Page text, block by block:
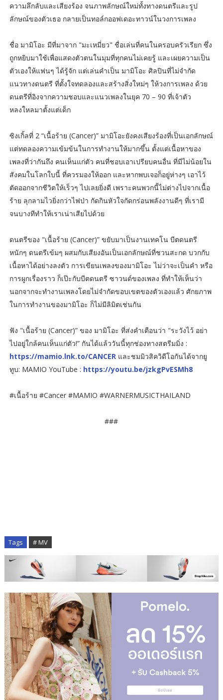
ความลึกลับและเสียงร้อง จนภาพลักษณ์ใหม่ทั้งทางดนตรีและรูป
ลักษณ์ของตัวเธอ กลายเป็นทอล์กออฟเดอะทาวน์ในวงการเพลง
ชื่อ มามิโอะ มีที่มาจาก "มะเหมี่ยว" ชื่อเล่นที่คนในครอบครัวเรียก ซึ่ง
ถูกหยิบมาใช้เพื่อแสดงตัวตนในมุมที่ทุกคนไม่เคยรู้ และเผยความเป็น
ตัวเองให้แฟนๆ ได้รู้จัก แต่เล่นคำเป็น มามิโอะ ศิลปินที่ไม่จำกัด
แนวทางดนตรี ที่ตั้งใจทดลองและสร้างสิ่งใหม่ๆ ให้วงการเพลง ด้วย
ดนตรีที่อิงจากความชอบและแนวเพลงในยุค 70 – 90 ที่เจ้าตัว
หลงใหลมาตั้งแต่เด็ก
ซิงเกิ้ลที่ 2 “เนื้อร้าย (Cancer)” มามิโอะยังคงเสียงร้องที่เป็นเอกลักษณ์
แต่ทดลองความเข้มข้นในการทำงานให้มากขึ้น ตั้งแต่เนื้อหาของ
เพลงที่ว่ากันถึง คนเห็นแก่ตัว คนที่ชอบเอาเปรียบคนอื่น ที่มีไม่น้อยใน
สังคมในโลกใบนี้ ที่ควรมองให้ออก และหากพบเจอก็อยู่ห่างๆ เอาไว้
ตัดออกจากชีวิตให้เร็วๆ ไปเลยยิ่งดี เพราะคนพวกนี้ไม่ต่างไปจากเนื้อ
ร้าย ลุกลามไวยิ่งกว่าไฟป่า กัดกินหัวใจกัดกร่อนพลังงานดีๆ ที่เรามี
จนบางทีทำให้เราเน่าเสียไปด้วย
ดนตรีของ "เนื้อร้าย (Cancer)” ขยับมาเป็นงานเทคโน บีตดนตรี
หนักๆ ดนตรีเข้มๆ ผสมกับเสียงอันเป็นเอกลักษณ์ที่ชวนสะกด บวกกับ
เนื้อหาได้อย่างลงตัว การเขียนเพลงของมามิโอะ ไม่ว่าจะเป็นคำ หรือ
การผูกเรื่องราว ก็เป๊ะกับบีตดนตรี ซาวนด์ของเพลง ที่ทำให้เห็นว่า
นอกจากจะทำงานเพลงโดยไม่จำกัดขอบเขตของตัวเองแล้ว ศักยภาพ
ในการทำงานของมามิโอะ ก็ไม่มีลิมิตเช่นกัน
ฟัง "เนื้อร้าย (Cancer)” ของ มามิโอะ ที่ส่งคำเตือนว่า "ระวังไว้ อย่า
ไปอยู่ใกล้คนเห็นแก่ตัว!” กันได้แล้ววันนี้ทุกช่องทางสตรีมมิ่ง :
https://mamio.lnk.to/CANCERและชมมิวสิควิดีโอกันได้จากยู
ทูบ: MAMIO YouTube : https://youtu.be/jzkgPvESMh8
#เนื้อร้าย #Cancer #MAMIO #WARNERMUSICTHAILAND
###
Tags # MV